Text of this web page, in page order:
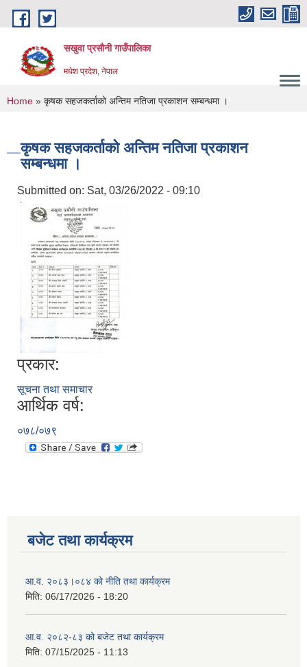
Skip to main content
सखुवा प्रसौनी गाउँपालिका
मधेश प्रदेश, नेपाल
You are here
Home » कृषक सहजकर्ताको अन्तिम नतिजा प्रकाशन सम्बन्धमा ।
कृषक सहजकर्ताको अन्तिम नतिजा प्रकाशन
सम्बन्धमा ।
Submitted on: Sat, 03/26/2022 - 09:10
प्रकार:
सूचना तथा समाचार
आर्थिक वर्ष:
०७८/०७९
बजेट तथा कार्यक्रम
आ.व. २०८३।०८४ को नीति तथा कार्यक्रम
मिति: 06/17/2026 - 18:20
आ.व. २०८२-८३ को बजेट तथा कार्यक्रम
मिति: 07/15/2025 - 11:13